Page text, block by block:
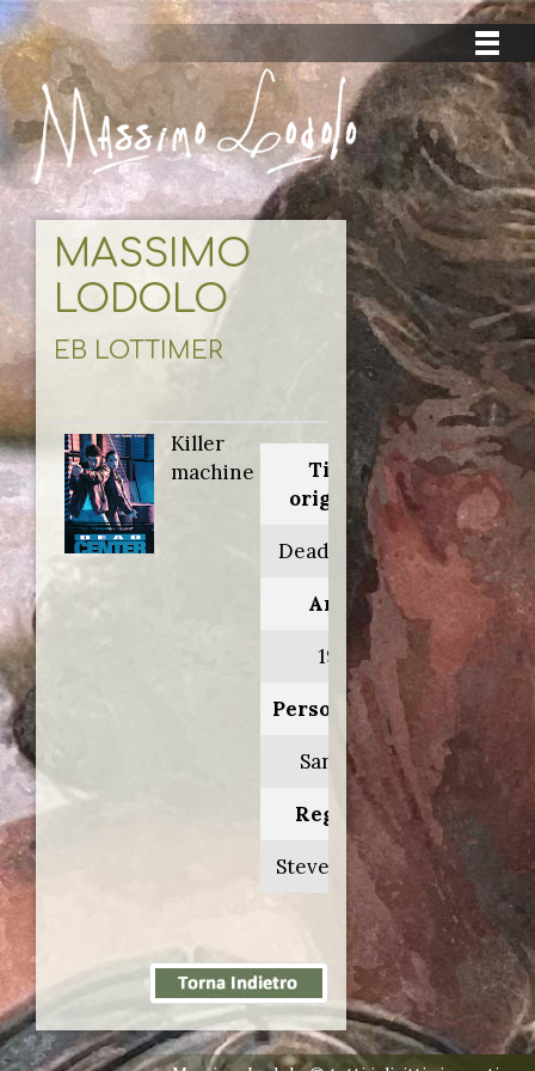
MASSIMO
LODOLO
EB LOTTIMER
Killer
machine
Titolo
originale:
Dead center
Anno:
1993
Personaggio:
Sanders
Regia di:
Steve Carver